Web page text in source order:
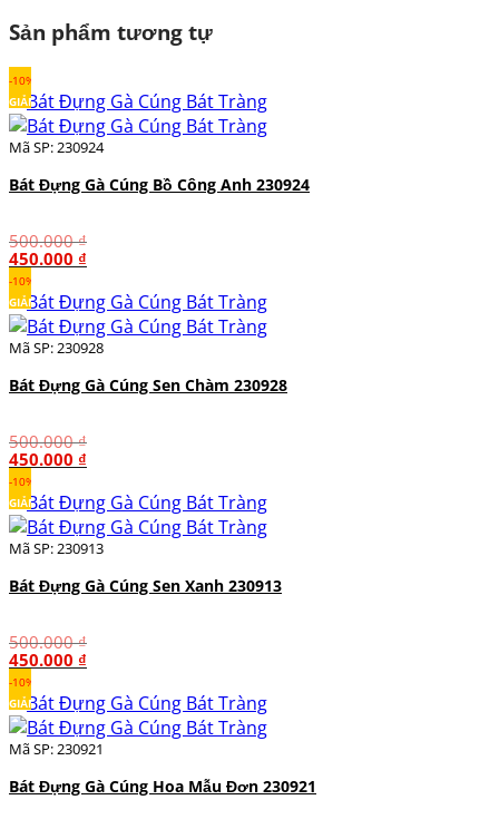
Sản phẩm tương tự
-10%
GIẢM
Mã SP: 230924
Bát Đựng Gà Cúng Bồ Công Anh 230924
500.000₫
Giá
gốc
là:
500.000 ₫.
450.000 ₫
hiện
tại
là:
450.000 ₫.
-10%
GIẢM
Mã SP: 230928
Bát Đựng Gà Cúng Sen Chàm 230928
500.000₫
Giá
gốc
là:
500.000 ₫.
450.000 ₫
hiện
tại
là:
450.000 ₫.
-10%
GIẢM
Mã SP: 230913
Bát Đựng Gà Cúng Sen Xanh 230913
500.000₫
Giá
gốc
là:
500.000 ₫.
450.000 ₫
hiện
tại
là:
450.000 ₫.
-10%
GIẢM
Mã SP: 230921
Bát Đựng Gà Cúng Hoa Mẫu Đơn 230921